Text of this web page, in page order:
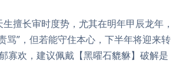
擅长审时度势，尤其在明年甲辰龙年，
骂”，但若能守住本心，下半年将迎来转
寡欢，建议佩戴【黑曜石貔貅】破解是